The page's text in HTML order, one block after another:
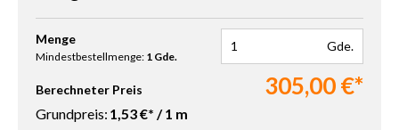
Produkt Anzahl: Gib den gewünschten Wert ein oder benutze
Menge
Mindestbestellmenge: 1 Gde.
Gde.
Berechneter Preis 305,00 €*
Grundpreis: 1,53 €* / 1 m